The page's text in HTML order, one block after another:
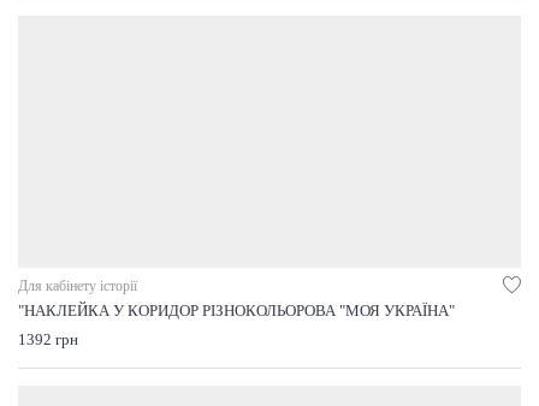
Для кабінету історії
"НАКЛЕЙКА У КОРИДОР РІЗНОКОЛЬОРОВА "МОЯ УКРАЇНА"
1392 грн